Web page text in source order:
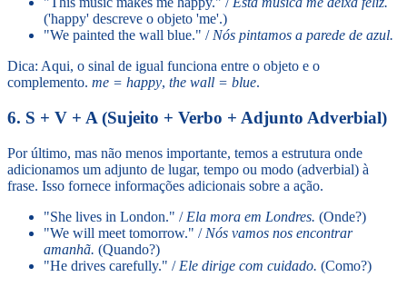
('happy' descreve o objeto 'me'.)
"We painted the wall blue." /Nós pintamos a parede de azul.
Dica: Aqui, o sinal de igual funciona entre o objeto e o
complemento. me = happy, the wall = blue.
6. S + V + A (Sujeito + Verbo + Adjunto Adverbial)
Por último, mas não menos importante, temos a estrutura onde
adicionamos um adjunto de lugar, tempo ou modo (adverbial) à
frase. Isso fornece informações adicionais sobre a ação.
"She lives in London." / Ela mora em Londres. (Onde?)
"We will meet tomorrow." / Nós vamos nos encontrar
amanhã. (Quando?)
"He drives carefully." / Ele dirige com cuidado. (Como?)